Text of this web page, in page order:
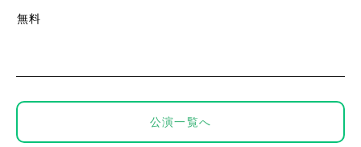
無料
公演一覧へ